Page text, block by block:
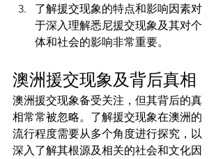
了解援交现象的特点和影响因素对
于深入理解悉尼援交现象及其对个
体和社会的影响非常重要。
澳洲援交现象及背后真相
澳洲援交现象备受关注，但其背后的真
相常常被忽略。了解援交现象在澳洲的
流行程度需要从多个角度进行探究，以
深入了解其根源及相关的社会和文化因